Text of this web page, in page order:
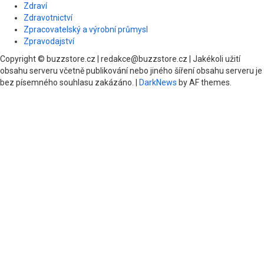
Zdraví
Zdravotnictví
Zpracovatelský a výrobní průmysl
Zpravodajství
Copyright © buzzstore.cz | redakce@buzzstore.cz | Jakékoli užití
obsahu serveru včetně publikování nebo jiného šíření obsahu serveru je
bez písemného souhlasu zakázáno.
DarkNews by AF themes.